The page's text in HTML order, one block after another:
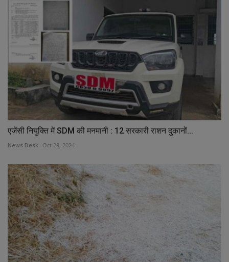
एजेंसी नियुक्ति में SDM की मनमानी : 12 सरकारी राशन दुकानों...
News Desk Oct 29, 2024